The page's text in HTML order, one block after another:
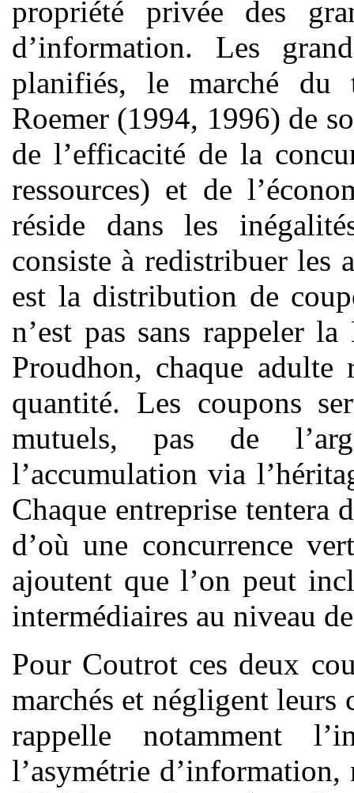
propriété privée des
d’information. Les
planifiés, le marché du
Roemer (1994, 1996) de
de l’efficacité de la
ressources) et de
réside dans les
consiste à redistribuer les
est la distribution de
n’est pas sans rappeler
Proudhon, chaque adulte
quantité. Les coupons
mutuels, pas de
l’accumulation via
Chaque entreprise tentera
d’où une concurrence
ajoutent que l’on peut
intermédiaires au niveau
Pour Coutrot ces deux
marchés et négligent
rappelle notamment
l’asymétrie